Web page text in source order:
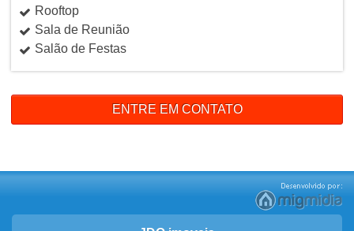
Rooftop
Sala de Reunião
Salão de Festas
ENTRE EM CONTATO